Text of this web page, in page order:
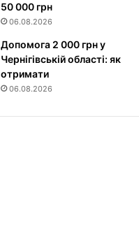
50 000 грн
06.08.2026
Допомога 2 000 грн у
Чернігівській області: як
отримати
06.08.2026